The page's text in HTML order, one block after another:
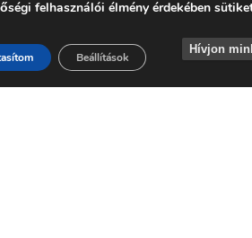
garázs- vagy
selejtezésről vagy egy nagyobb
felhasználói élmény érdekében
Beállítások
Hívjon